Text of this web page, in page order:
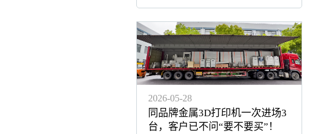
2026-05-28
同品牌金属3D打印机一次进场3
台，客户已不问“要不要买”！